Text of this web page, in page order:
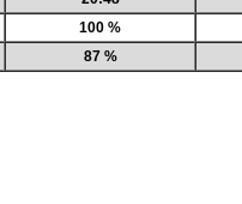
100 %
87 %